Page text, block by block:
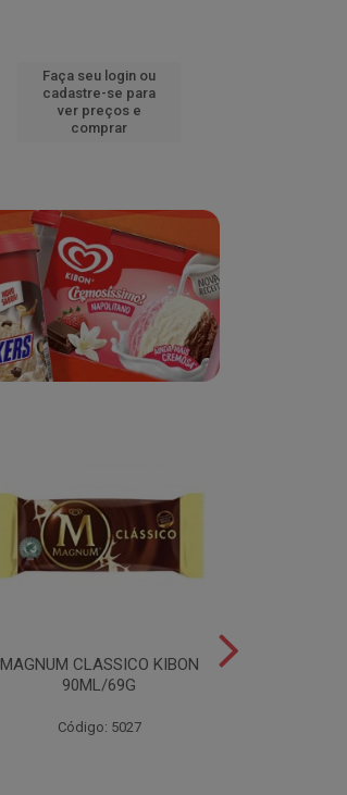
Faça seu login ou
cadastre-se para
ver preços e
comprar
MAGNUM CLASSICO KIBON
90ML/69G
Código: 5027